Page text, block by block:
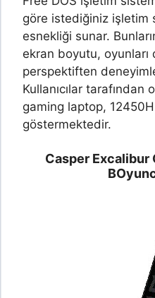
göre istediğiniz işletim
esnekliği sunar.
ekran boyutu,
perspektiften
Kullanıcılar
gaming laptop,
göstermektedir.
Casper Excalibur
B